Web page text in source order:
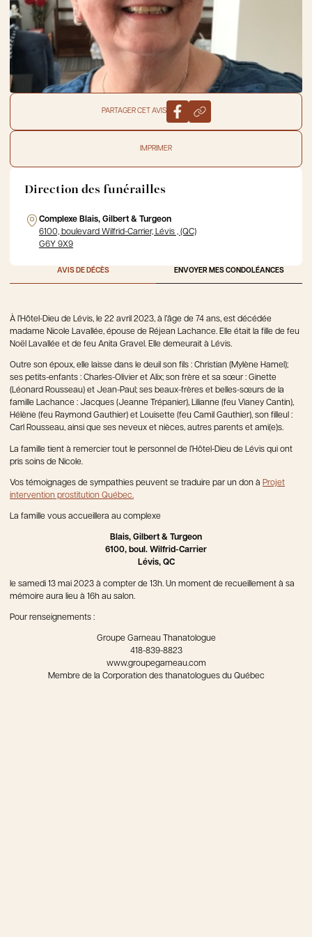
PARTAGER CET AVIS
IMPRIMER
Direction des funérailles
Complexe Blais, Gilbert & Turgeon
6100, boulevard Wilfrid-Carrier, Lévis , (QC)
G6Y 9X9
AVIS DE DÉCÈS ENVOYER MES CONDOLÉANCES
À l’Hôtel-Dieu de Lévis, le 22 avril 2023, à l’âge de 74 ans, est décédée
madame Nicole Lavallée, épouse de Réjean Lachance. Elle était la fille de feu
Noël Lavallée et de feu Anita Gravel. Elle demeurait à Lévis.
Outre son époux, elle laisse dans le deuil son fils : Christian (Mylène Hamel);
ses petits-enfants : Charles-Olivier et Alix; son frère et sa sœur : Ginette
(Léonard Rousseau) et Jean-Paul; ses beaux-frères et belles-sœurs de la
famille Lachance : Jacques (Jeanne Trépanier), Lilianne (feu Vianey Cantin),
Hélène (feu Raymond Gauthier) et Louisette (feu Camil Gauthier), son filleul :
Carl Rousseau, ainsi que ses neveux et nièces, autres parents et ami(e)s.
La famille tient à remercier tout le personnel de l’Hôtel-Dieu de Lévis qui ont
pris soins de Nicole.
Vos témoignages de sympathies peuvent se traduire par un don à Projet
intervention prostitution Québec.
La famille vous accueillera au complexe
Blais, Gilbert & Turgeon
6100, boul. Wilfrid-Carrier
Lévis, QC
le samedi 13 mai 2023 à compter de 13h. Un moment de recueillement à sa
mémoire aura lieu à 16h au salon.
Pour renseignements :
Groupe Garneau Thanatologue
418-839-8823
www.groupegarneau.com
Membre de la Corporation des thanatologues du Québec